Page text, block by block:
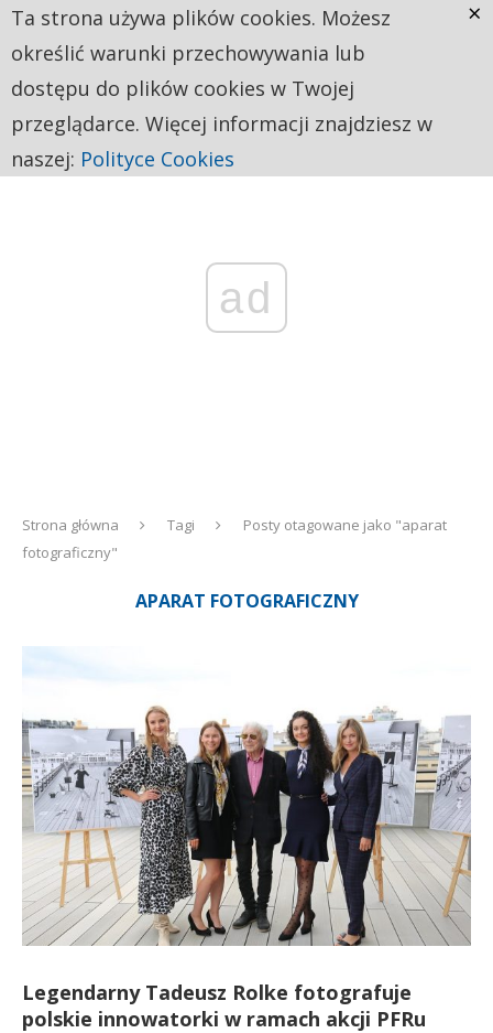
ad
Strona główna Tagi
Posty otagowane jako "aparat
fotograficzny"
APARAT FOTOGRAFICZNY
Legendarny Tadeusz Rolke fotografuje
polskie innowatorki w ramach akcji PFRu
Ta strona używa plików cookies. Możesz
określić warunki przechowywania lub
dostępu do plików cookies w Twojej
przeglądarce. Więcej informacji znajdziesz w
naszej: Polityce Cookies
×